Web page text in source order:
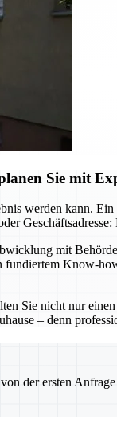
Sie mit
werden kann.
mit
Know-
Sie nicht nur
– denn
der ersten